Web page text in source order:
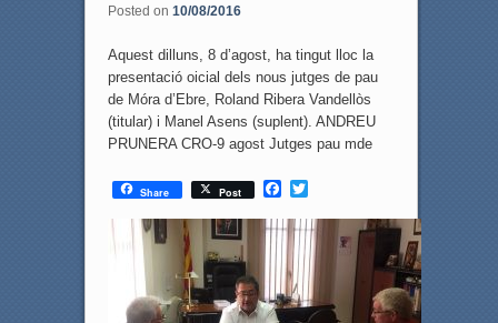
Posted on 10/08/2016
Aquest dilluns, 8 d’agost, ha tingut lloc la
presentació oicial dels nous jutges de pau
de Móra d’Ebre, Roland Ribera Vandellòs
(titular) i Manel Asens (suplent). ANDREU
PRUNERA CRO-9 agost Jutges pau mde
Share Post
F
c
e
b
o
o
k
T
i
t
t
e
r